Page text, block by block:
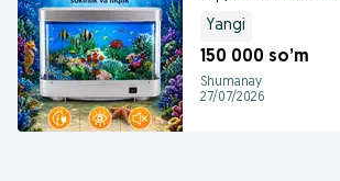
Yangi
150 000 so’m
Shumanay
27/07/2026